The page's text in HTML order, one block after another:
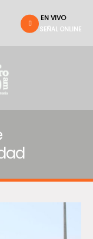
EN VIVO
SEÑAL ONLINE